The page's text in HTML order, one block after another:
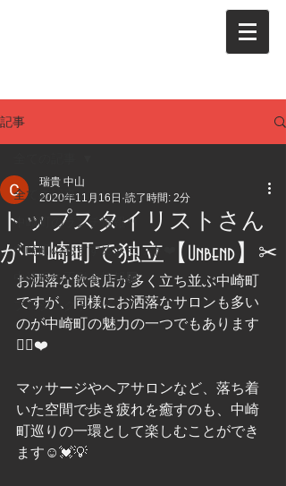
記事
全ての記事
中崎町のランチ情報🍴
中崎町のおすすめスポット❤️
中崎町の不動産情報🏢
プロジェクト
トップスタイリストさん
が中崎町で独立【Unbend】✂︎
瑞貴 中山
2020年11月16日 読了時間: 2分
お洒落な飲食店が多く立ち並ぶ中崎町
ですが、同様にお洒落なサロンも多い
のが中崎町の魅力の一つでもあります
💆‍♀️❤️
マッサージやヘアサロンなど、落ち着
いた空間で歩き疲れを癒すのも、中崎
町巡りの一環として楽しむことができ
ます☺️💓💡